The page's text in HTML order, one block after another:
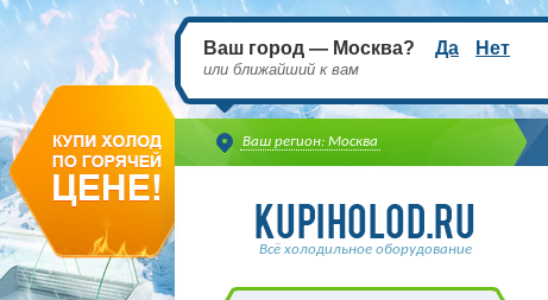
Ваш регион: Москва
Ваш город — Москва? Да Нет
или ближайший к вам
Всё холодильное оборудование